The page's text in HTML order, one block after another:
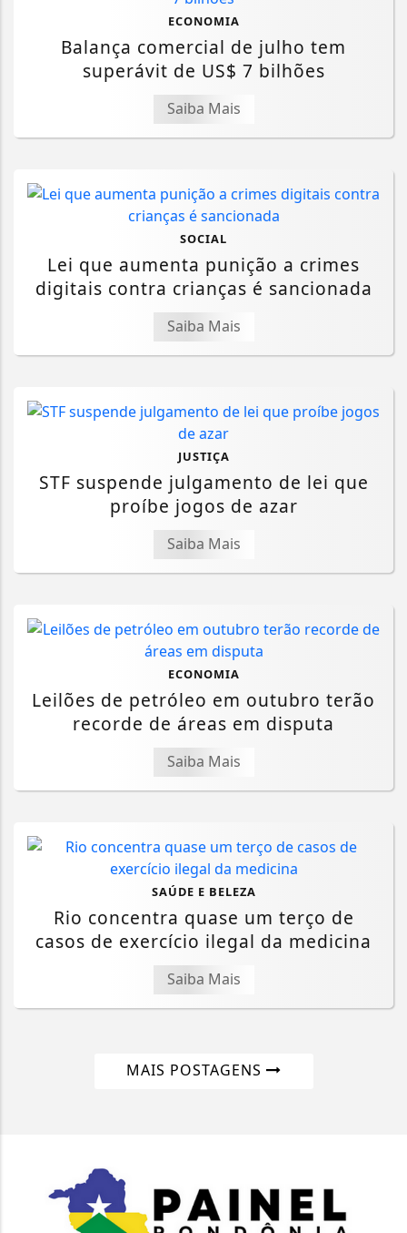
ECONOMIA
Balança comercial de julho tem
superávit de US$ 7 bilhões
Saiba Mais
SOCIAL
Lei que aumenta punição a crimes
digitais contra crianças é sancionada
Saiba Mais
JUSTIÇA
STF suspende julgamento de lei que
proíbe jogos de azar
Saiba Mais
ECONOMIA
Leilões de petróleo em outubro terão
recorde de áreas em disputa
Saiba Mais
SAÚDE E BELEZA
Rio concentra quase um terço de
casos de exercício ilegal da medicina
Saiba Mais
MAIS POSTAGENS